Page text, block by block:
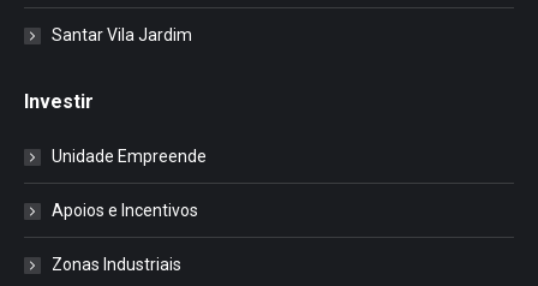
Santar Vila Jardim
Investir
Unidade Empreende
Apoios e Incentivos
Zonas Industriais